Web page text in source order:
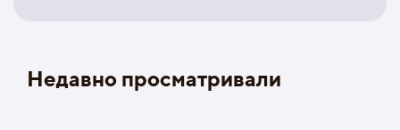
Недавно просматривали